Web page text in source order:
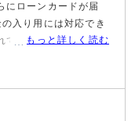
にローンカードが届
入り用には対応でき
ているのはよかっ
もっと詳しく読む